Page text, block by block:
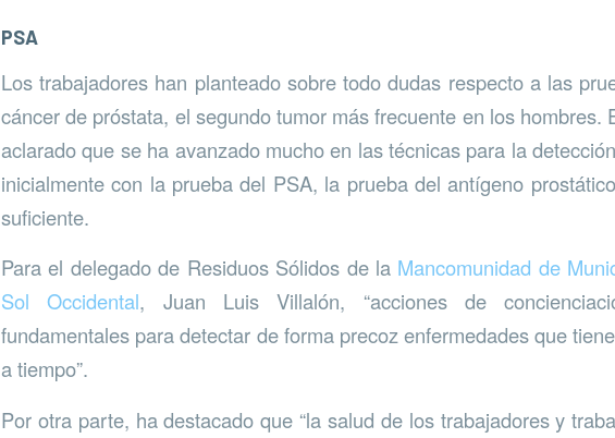
PSA
Los trabajadores han planteado sobre todo dudas respecto a las
cáncer de próstata, el segundo tumor más frecuente en los hombres.
aclarado que se ha avanzado mucho en las técnicas para la
inicialmente con la prueba del PSA, la prueba del antígeno
suficiente.
Para el delegado de Residuos Sólidos de la Mancomunidad de
Sol Occidental, Juan Luis Villalón, “acciones de
fundamentales para detectar de forma precoz enfermedades que
a tiempo”.
Por otra parte, ha destacado que “la salud de los trabajadores y